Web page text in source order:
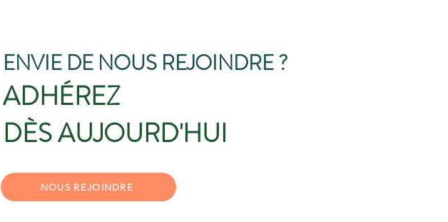
ENVIE DE NOUS REJOINDRE ?
ADHÉREZ
DÈS AUJOURD'HUI
NOUS REJOINDRE